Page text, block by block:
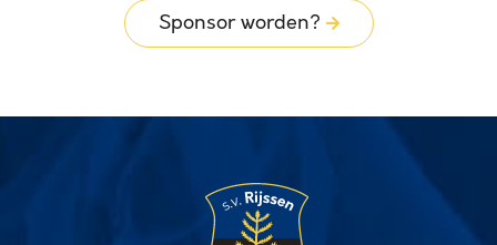
Sponsor worden?